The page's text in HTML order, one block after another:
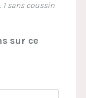
1 sans coussin
sur ce